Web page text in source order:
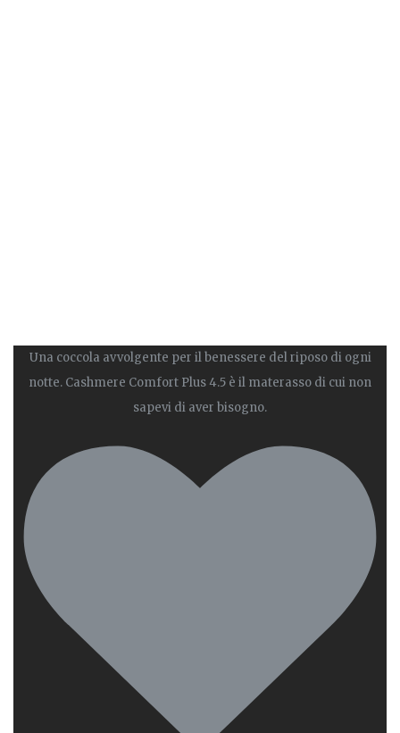
Una coccola avvolgente per il benessere del riposo di ogni
notte. Cashmere Comfort Plus 4.5 è il materasso di cui non
sapevi di aver bisogno.